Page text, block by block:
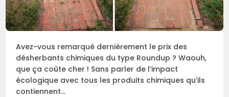
Avez-vous remarqué dernièrement le prix des
désherbants chimiques du type Roundup ? Waouh,
que ça coûte cher ! Sans parler de l’impact
écologique avec tous les produits chimiques qu’ils
contiennent…